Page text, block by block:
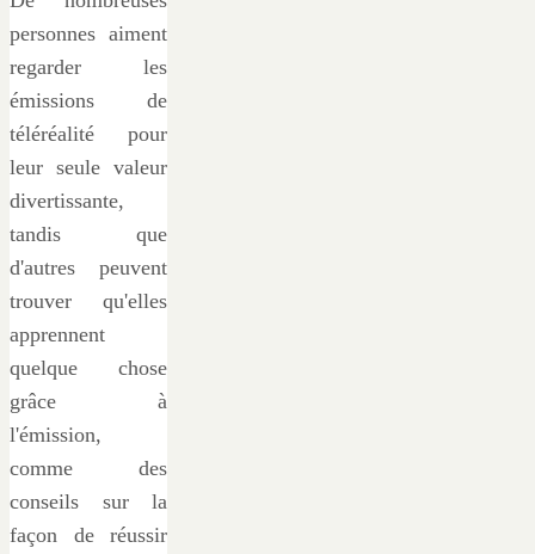
personnes aiment
regarder les
émissions de
téléréalité pour
leur seule valeur
divertissante,
tandis que
d'autres peuvent
trouver qu'elles
apprennent
quelque chose
grâce à
l'émission,
comme des
conseils sur la
façon de réussir